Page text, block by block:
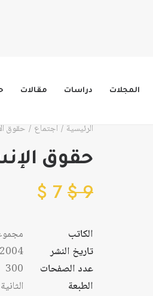
المجلات دراسات مقالات
الرئيسية اجتماع حقوق
حقوق
9
$
7
$
الكاتب
تاريخ النشر
عدد الصفحات
300
الطبعة
الثانية